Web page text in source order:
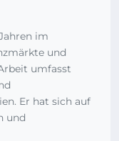
im
und
umfasst
Er hat sich auf
und